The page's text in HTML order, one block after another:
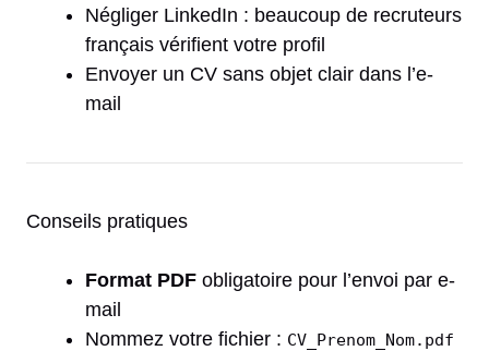
Négliger LinkedIn : beaucoup de recruteurs
français vérifient votre profil
Envoyer un CV sans objet clair dans l’e-
mail
Conseils pratiques
Format PDF obligatoire pour l’envoi par e-
mail
Nommez votre fichier : CV_Prenom_Nom.pdf